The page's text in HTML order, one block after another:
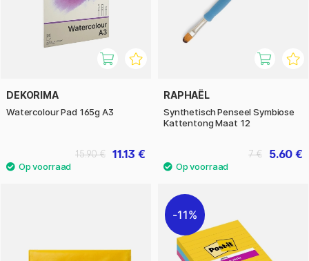
DEKORIMA
Watercolour Pad 165g A3
11.13 €
15.90 €
RAPHAËL
Synthetisch Penseel Symbiose
Kattentong Maat 12
5.60 €
7 €
11%